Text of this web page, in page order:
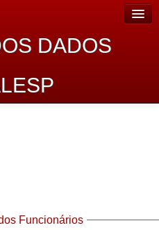
DADOS
Funcionários